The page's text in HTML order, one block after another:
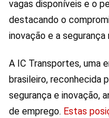
vagas disponíveis e o
destacando o
inovação e a
A IC Transportes, uma
brasileiro, reconhecida
segurança e inovação,
de emprego. Estas